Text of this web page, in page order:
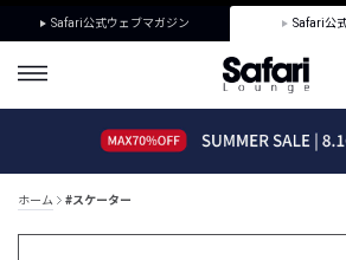
Safari公式ウェブマガジン Safari公
ホーム #スケーター